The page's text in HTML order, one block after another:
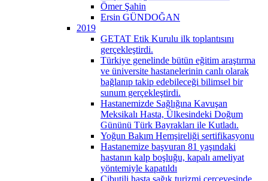
Ömer Şahin
Ersin GÜNDOĞAN
2019
GETAT Etik Kurulu ilk toplantısını
gerçekleştirdi.
Türkiye genelinde bütün eğitim araştırma
ve üniversite hastanelerinin canlı olarak
bağlanıp takip edebileceği bilimsel bir
sunum gerçekleştirdi.
Hastanemizde Sağlığına Kavuşan
Meksikalı Hasta, Ülkesindeki Doğum
Gününü Türk Bayrakları ile Kutladı.
Yoğun Bakım Hemşireliği sertifikasyonu
Hastanemize başvuran 81 yaşındaki
hastanın kalp boşluğu, kapalı ameliyat
yöntemiyle kapatıldı
Cibutili hasta sağık turizmi çerçevesinde